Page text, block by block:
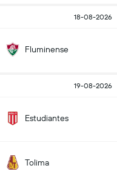
18-08-2026
Fluminense
19-08-2026
Estudiantes
Tolima